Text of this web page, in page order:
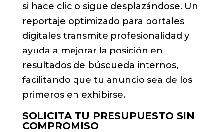
si hace clic o sigue desplazándose. Un
reportaje optimizado para portales
digitales transmite profesionalidad y
ayuda a mejorar la posición en
resultados de búsqueda internos,
facilitando que tu anuncio sea de los
primeros en exhibirse.
SOLICITA TU PRESUPUESTO SIN
COMPROMISO